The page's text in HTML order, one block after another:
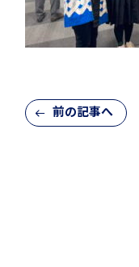
前の記事へ